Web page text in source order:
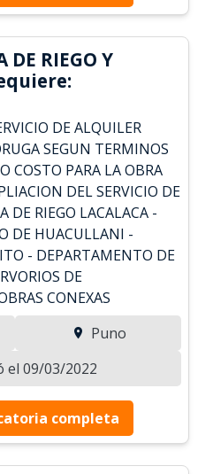
DE RIEGO Y
DE ALQUILER
SEGUN TERMINOS
COSTO PARA LA OBRA
DEL SERVICIO DE
DE RIEGO LACALACA -
DE HUACULLANI -
- DEPARTAMENTO DE
DE
CONEXAS
Puno
el 09/03/2022
completa